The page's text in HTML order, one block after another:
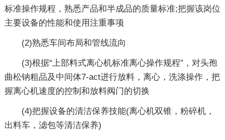
标准操作规程，熟悉产品和半成品的质量标准;把握该岗位
主要设备的性能和使用注重事项
(2)熟悉车间布局和管线流向
(3)根据“上部料式离心机标准离心操作规程”，对头孢
曲松钠粗品及中间体7-act进行放料，离心，洗涤操作，把
握离心机速度的控制和放料阀门的切换
(4)把握设备的清洁保养技能(离心机双锥，粉碎机，
出料车，滤包等清洁保养)